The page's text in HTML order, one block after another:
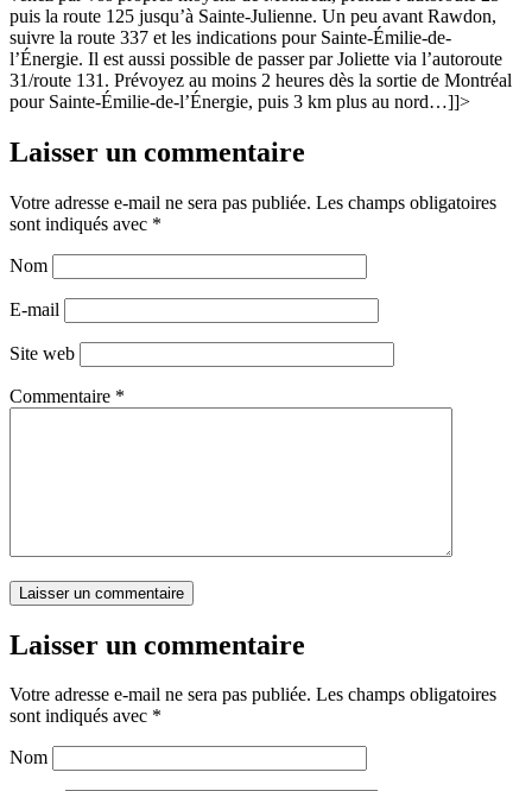
puis la route 125 jusqu’à Sainte-Julienne. Un peu avant Rawdon,
suivre la route 337 et les indications pour Sainte-Émilie-de-
l’Énergie. Il est aussi possible de passer par Joliette via l’autoroute
31/route 131. Prévoyez au moins 2 heures dès la sortie de Montréal
pour Sainte-Émilie-de-l’Énergie, puis 3 km plus au nord…]]>
Laisser un commentaire
Votre adresse e-mail ne sera pas publiée. Les champs obligatoires
sont indiqués avec *
Nom
E-mail
Site web
Commentaire *
Laisser un commentaire
Votre adresse e-mail ne sera pas publiée. Les champs obligatoires
sont indiqués avec *
Nom